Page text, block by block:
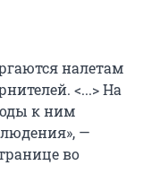
налетам
<...> На
к ним
—
во